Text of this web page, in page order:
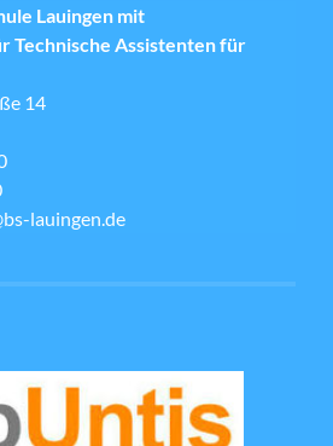
Lauingen mit
Technische Assistenten für
14
lauingen.de